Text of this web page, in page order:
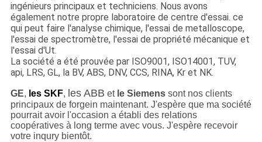
ingénieurs principaux et techniciens. Nous avons
également notre propre laboratoire de centre d'essai. ce
qui peut faire l'analyse chimique, l'essai de metalloscope,
l'essai de spectromètre, l'essai de propriété mécanique et
l'essai d'Ut.
La société a été prouvée par ISO9001, ISO14001, TUV,
api, LRS, GL, la BV, ABS, DNV, CCS, RINA, Kr et NK.
GE, les SKF, les ABB et le Siemens sont nos clients
principaux de forgein maintenant. J'espère que ma société
pourrait avoir l'occasion a établi des relations
coopératives à long terme avec vous. J'espère recevoir
votre inqury bientôt.